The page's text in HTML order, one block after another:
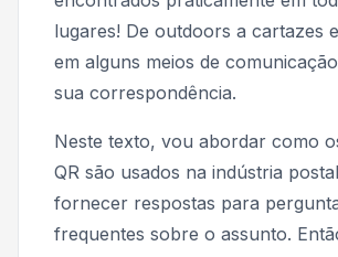
lugares! De outdoors a cartazes
em alguns meios de
sua correspondência.
Neste texto, vou abordar como
QR são usados na indústria
fornecer respostas para
frequentes sobre o assunto.